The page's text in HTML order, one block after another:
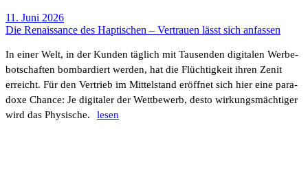
11. Juni 2026
Die Renais­sance des Hapti­schen – Vertrauen lässt sich anfassen
In einer Welt, in der Kunden täglich mit Tausenden digi­talen Werbe­
bot­schaften bombar­diert werden, hat die Flüch­tig­keit ihren Zenit
erreicht. Für den Vertrieb im Mittel­stand eröffnet sich hier eine para­
doxe Chance: Je digi­taler der Wett­be­werb, desto wirkungs­mäch­tiger
wird das Physi­sche.
lesen